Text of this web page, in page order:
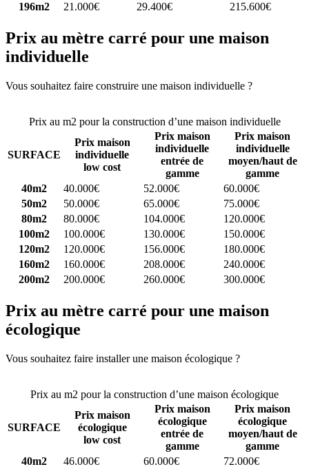
196m2
21.000€ 29.400€ 215.600€
Prix au mètre carré pour une maison
individuelle
Vous souhaitez faire construire une maison individuelle ?
Prix au m2 pour la construction d’une maison individuelle
SURFACE
Prix maison
individuelle
low cost
Prix maison
individuelle
entrée de
gamme
Prix maison
individuelle
moyen/haut de
gamme
40m2
40.000€ 52.000€
60.000€
50m2
50.000€ 65.000€
75.000€
80m2
80.000€ 104.000€
120.000€
100m2
100.000€ 130.000€
150.000€
120m2
120.000€ 156.000€
180.000€
160m2
160.000€ 208.000€
240.000€
200m2
200.000€ 260.000€ 300.000€
Prix au mètre carré pour une maison
écologique
Vous souhaitez faire installer une maison écologique ?
Prix au m2 pour la construction d’une maison écologique
SURFACE
Prix maison
écologique
low cost
Prix maison
écologique
entrée de
gamme
Prix maison
écologique
moyen/haut de
gamme
40m2
46.000€ 60.000€
72.000€